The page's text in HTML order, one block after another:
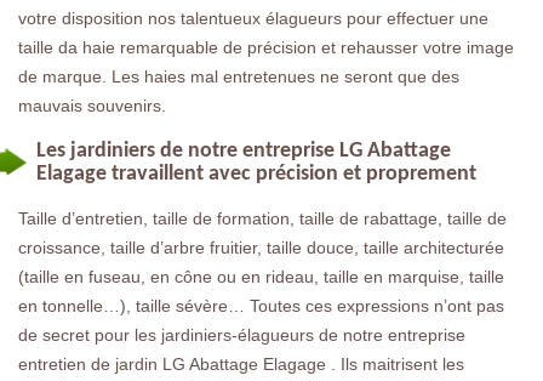
votre disposition nos talentueux élagueurs pour effectuer une
taille da haie remarquable de précision et rehausser votre image
de marque. Les haies mal entretenues ne seront que des
mauvais souvenirs.
Les jardiniers de notre entreprise LG Abattage
Elagage travaillent avec précision et proprement
Taille d’entretien, taille de formation, taille de rabattage, taille de
croissance, taille d’arbre fruitier, taille douce, taille architecturée
(taille en fuseau, en cône ou en rideau, taille en marquise, taille
en tonnelle…), taille sévère… Toutes ces expressions n’ont pas
de secret pour les jardiniers-élagueurs de notre entreprise
entretien de jardin LG Abattage Elagage . Ils maitrisent les